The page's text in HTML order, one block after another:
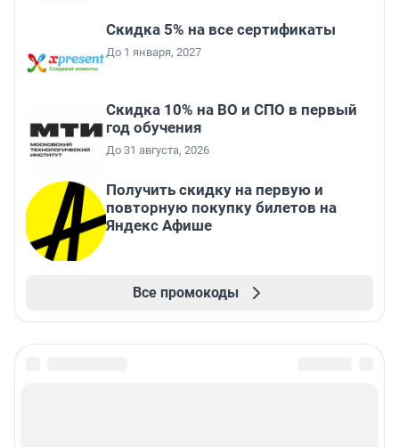
Скидка 5% на все сертификаты
До 1 января, 2027
Скидка 10% на ВО и СПО в первый
год обучения
До 31 августа, 2026
Получить скидку на первую и
повторную покупку билетов на
Яндекс Афише
Все промокоды